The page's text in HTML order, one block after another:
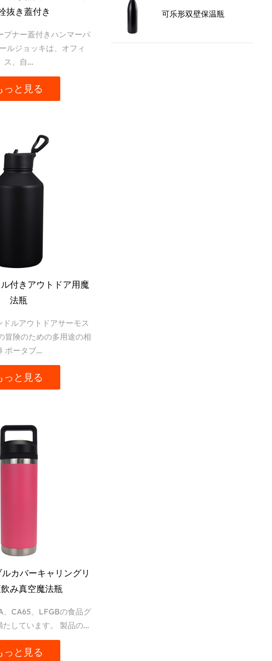
バックパックやトー
モスのあらゆる側面
ができます。さら
た目も魅力的です。
広口なので簡単に洗
基準を維持したま
つかります。あなた
AIJUN のアウトドア
を備えたこの製品
瞬間を受け入れると
ーモスは、あらゆる
抜き蓋付き
プナー蓋付きハンマーパ
ルジョッキは、オフィ
ス、自...
っと見る
付きアウトドア用魔
法瓶
ルアウトドアサーモス
冒険のための多用途の相
ポータブ...
っと見る
カバーキャリングリ
み真空魔法瓶
、CA65、LFGBの食品グ
たしています。 製品の...
っと見る
可乐形双壁保温瓶